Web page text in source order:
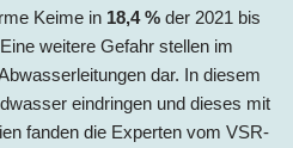
Keime in 18,4 % der 2021 bis
weitere Gefahr stellen im
dar. In diesem
eindringen und dieses mit
fanden die Experten vom VSR-